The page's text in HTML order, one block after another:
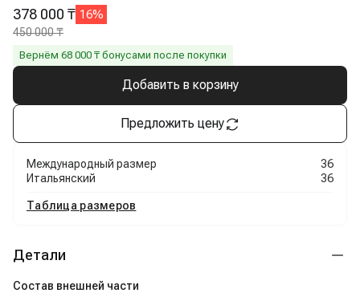
378 000 ₸ 16%
450 000 ₸
Вернём 68 000 ₸ бонусами после покупки
Добавить в корзину
Предложить цену
Международный размер
36
Итальянский
36
Таблица размеров
Детали
Состав внешней части